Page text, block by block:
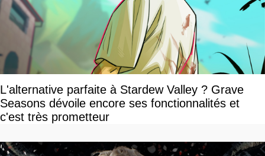
L'alternative parfaite à Stardew Valley ? Grave
Seasons dévoile encore ses fonctionnalités et
c'est très prometteur